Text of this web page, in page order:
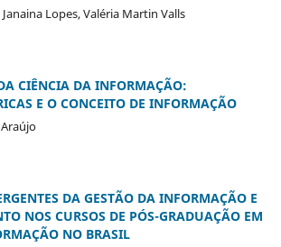
Lopes, Valéria Martin Valls
CIÊNCIA DA INFORMAÇÃO:
E O CONCEITO DE INFORMAÇÃO
DA GESTÃO DA INFORMAÇÃO E
NOS CURSOS DE PÓS-GRADUAÇÃO EM
NO BRASIL